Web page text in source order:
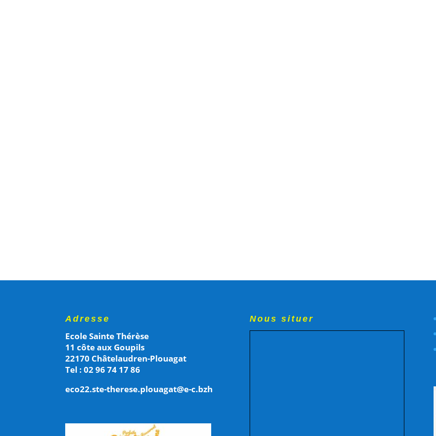
Adresse
Ecole Sainte Thérèse
11 côte aux Goupils
22170 Châtelaudren-Plouagat
Tel : 02 96 74 17 86
eco22.ste-therese.plouagat@e-c.bzh
Nous situer